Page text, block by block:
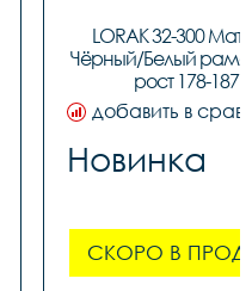
LORAK 32-300
Чёрный/Белый рама
рост 178-187)
добавить в
Новинка
СКОРО В